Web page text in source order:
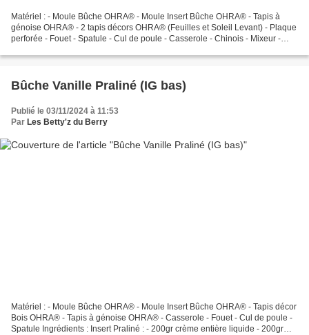
Matériel : - Moule Bûche OHRA® - Moule Insert Bûche OHRA® - Tapis à
génoise OHRA® - 2 tapis décors OHRA® (Feuilles et Soleil Levant) - Plaque
perforée - Fouet - Spatule - Cul de poule - Casserole - Chinois - Mixeur -
Bûche Vanille Praliné (IG bas)
Publié le 03/11/2024 à 11:53
Par Les Betty'z du Berry
Matériel : - Moule Bûche OHRA® - Moule Insert Bûche OHRA® - Tapis décor
Bois OHRA® - Tapis à génoise OHRA® - Casserole - Fouet - Cul de poule -
Spatule Ingrédients : Insert Praliné : - 200gr crème entière liquide - 200gr